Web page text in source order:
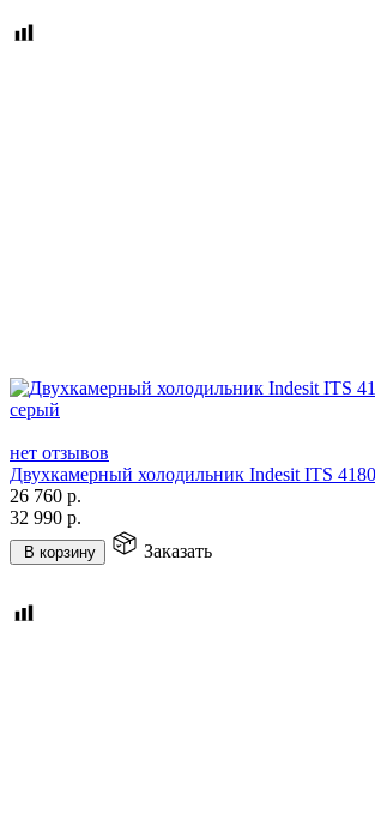
нет отзывов
Двухкамерный холодильник Indesit ITS
26 760 р.
32 990 р.
В корзину Заказать